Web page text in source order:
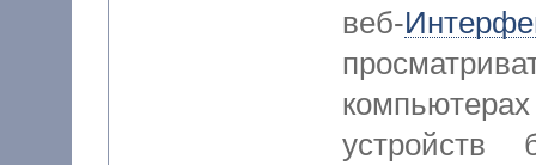
веб-
устройств